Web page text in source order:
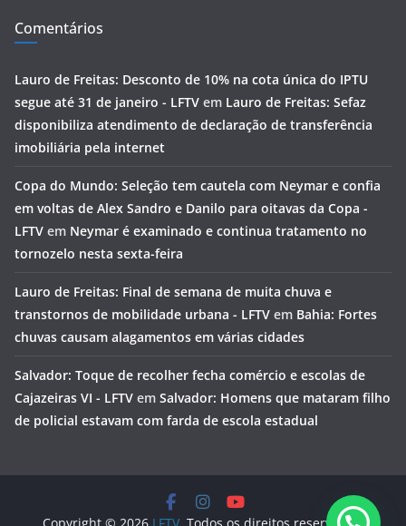
Comentários
Lauro de Freitas: Desconto de 10% na cota única do IPTU
segue até 31 de janeiro - LFTV em Lauro de Freitas: Sefaz
disponibiliza atendimento de declaração de transferência
imobiliária pela internet
Copa do Mundo: Seleção tem cautela com Neymar e confia
em voltas de Alex Sandro e Danilo para oitavas da Copa -
LFTV em Neymar é examinado e continua tratamento no
tornozelo nesta sexta-feira
Lauro de Freitas: Final de semana de muita chuva e
transtornos de mobilidade urbana - LFTV em Bahia: Fortes
chuvas causam alagamentos em várias cidades
Salvador: Toque de recolher fecha comércio e escolas de
Cajazeiras VI - LFTV em Salvador: Homens que mataram filho
de policial estavam com farda de escola estadual